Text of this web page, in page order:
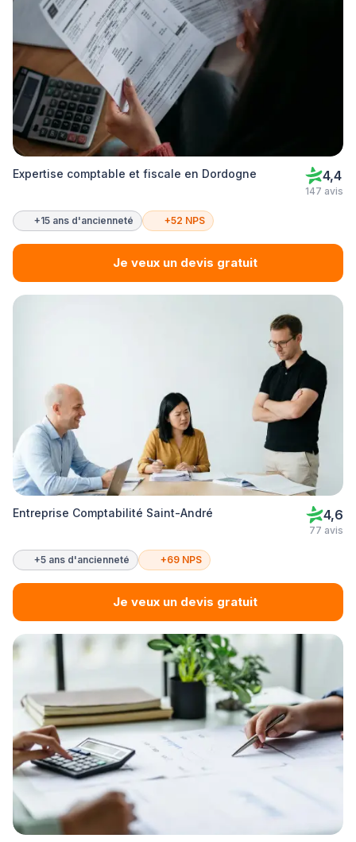
Expertise comptable et fiscale en Dordogne 4,4
147 avis
+15 ans d'ancienneté +52 NPS
Je veux un devis gratuit
Entreprise Comptabilité Saint-André 4,6
77 avis
+5 ans d'ancienneté +69 NPS
Je veux un devis gratuit